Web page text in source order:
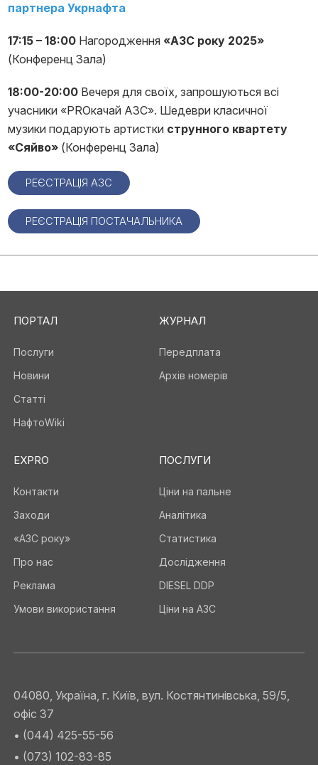
партнера Укрнафта
17:15 – 18:00 Нагородження«АЗС року 2025»
(Конференц Зала)
18:00-20:00 Вечеря для своїх, запрошуються всі
учасники «PROкачай АЗС». Шедеври класичної
музики подарують артистки струнного квартету
«Сяйво» (Конференц Зала)
РЕЄСТРАЦІЯ АЗС
РЕЄСТРАЦІЯ ПОСТАЧАЛЬНИКА
ПОРТАЛ
Послуги
Новини
Статті
НафтоWiki
ЖУРНАЛ
Передплата
Архів номерів
EXPRO
Контакти
Заходи
«АЗС року»
Про нас
Реклама
Умови використання
ПОСЛУГИ
Ціни на пальне
Аналітика
Статистика
Дослідження
DIESEL DDP
Ціни на АЗС
04080, Україна, г. Київ, вул. Костянтинівська, 59/5,
офіс 37
• (044) 425-55-56
• (073) 102-83-85